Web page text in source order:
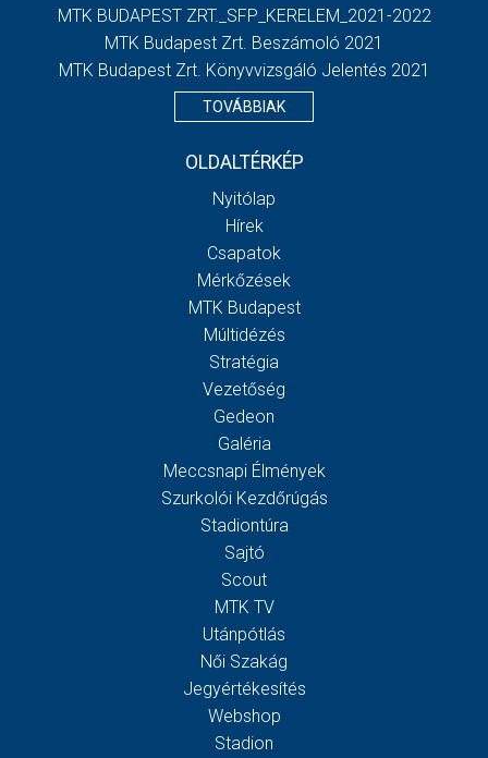
MTK BUDAPEST ZRT._SFP_KERELEM_2021-2022
MTK Budapest Zrt. Beszámoló 2021
MTK Budapest Zrt. Könyvvizsgáló Jelentés 2021
TOVÁBBIAK
OLDALTÉRKÉP
Nyitólap
Hírek
Csapatok
Mérkőzések
MTK Budapest
Múltidézés
Stratégia
Vezetőség
Gedeon
Galéria
Meccsnapi Élmények
Szurkolói Kezdőrúgás
Stadiontúra
Sajtó
Scout
MTK TV
Utánpótlás
Női Szakág
Jegyértékesítés
Webshop
Stadion